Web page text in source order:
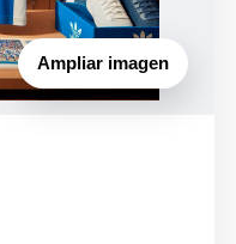
Ampliar imagen